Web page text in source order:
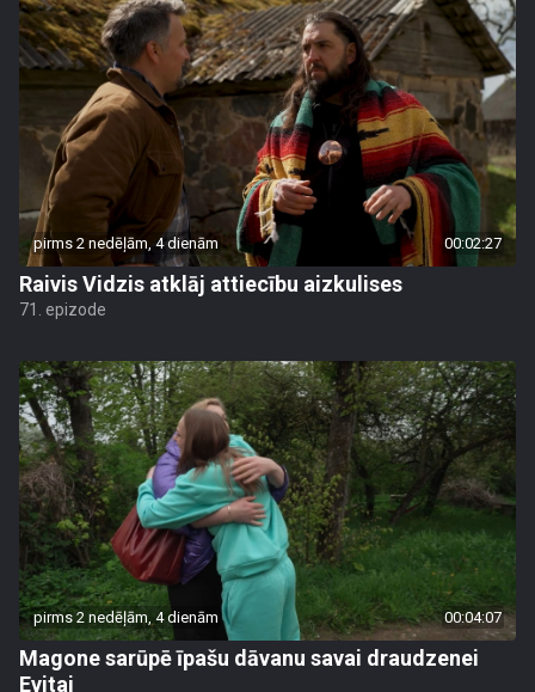
pirms 2 nedēļām, 4 dienām 00:02:27
Raivis Vidzis atklāj attiecību aizkulises
71. epizode
pirms 2 nedēļām, 4 dienām 00:04:07
Magone sarūpē īpašu dāvanu savai draudzenei
Evitai